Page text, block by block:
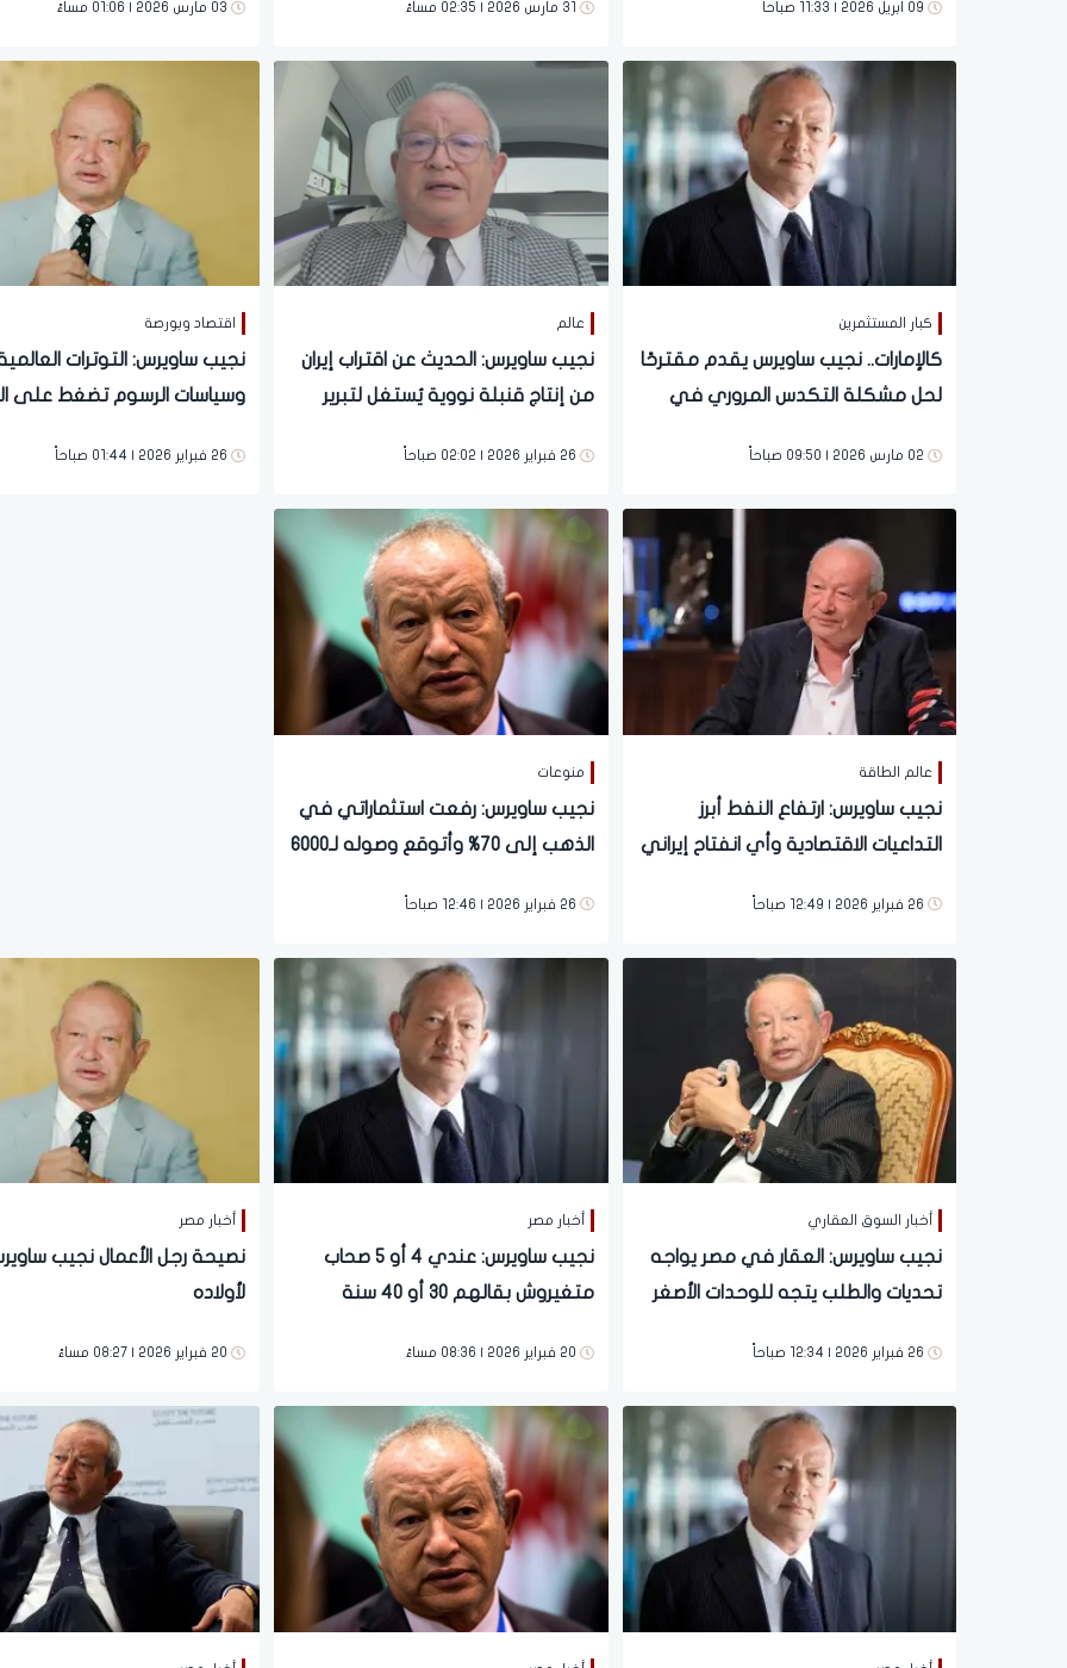
09 ابريل 2026 | 11:33 صباحاً 31 مارس 2026 | 02:35 مساءً 03 مارس 2026 | 01:06 مساءً
كبار المستثمرين
كالإمارات.. نجيب ساويرس يقدم مقترحًا
لحل مشكلة التكدس المروري في
02 مارس 2026 | 09:50 صباحاً
عالم
نجيب ساويرس: الحديث عن اقتراب إيران
من إنتاج قنبلة نووية يُستغل لتبرير
26 فبراير 2026 | 02:02 صباحاً
اقتصاد وبورصة
نجيب ساويرس: التوترات
وسياسات الرسوم تضغط على
26 فبراير 2026 | 01:44 صباحاً
عالم الطاقة
نجيب ساويرس: ارتفاع النفط أبرز
التداعيات الاقتصادية وأي انفتاح إيراني
26 فبراير 2026 | 12:49 صباحاً
منوعات
نجيب ساويرس: رفعت استثماراتي في
الذهب إلى 70% وأتوقع وصوله لـ6000
26 فبراير 2026 | 12:46 صباحاً
أخبار السوق العقاري
نجيب ساويرس: العقار في مصر يواجه
تحديات والطلب يتجه للوحدات الأصغر
26 فبراير 2026 | 12:34 صباحاً
أخبار مصر
نجيب ساويرس: عندي 4 أو 5 صحاب
متغيروش بقالهم 30 أو 40 سنة
20 فبراير 2026 | 08:36 مساءً
أخبار مصر
نصيحة رجل الأعمال نجيب
لأولاده
20 فبراير 2026 | 08:27 مساءً